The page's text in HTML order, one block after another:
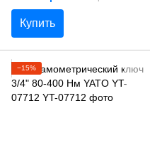
Купить
−15%